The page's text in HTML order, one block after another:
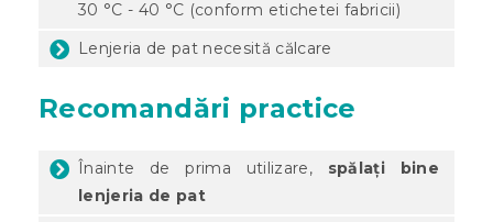
30 °C - 40 °C (conform etichetei fabricii)
Lenjeria de pat necesită călcare
Recomandări practice
Înainte de prima utilizare, spălați bine
lenjeria de pat